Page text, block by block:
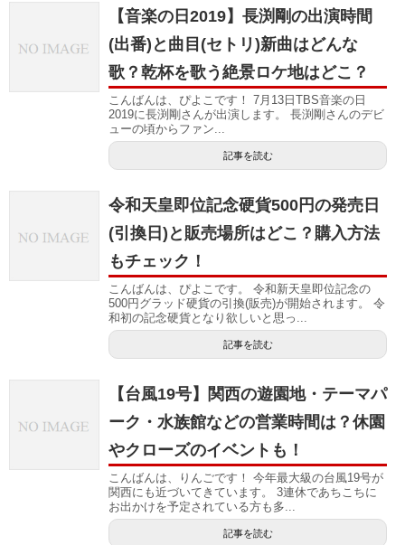
【音楽の日2019】長渕剛の出演時間
(出番)と曲目(セトリ)新曲はどんな
歌？乾杯を歌う絶景ロケ地はどこ？
こんばんは、ぴよこです！ 7月13日TBS音楽の日
2019に長渕剛さんが出演します。 長渕剛さんのデビ
ューの頃からファン...
記事を読む
令和天皇即位記念硬貨500円の発売日
(引換日)と販売場所はどこ？購入方法
もチェック！
こんばんは、ぴよこです。 令和新天皇即位記念の
500円グラッド硬貨の引換(販売)が開始されます。 令
和初の記念硬貨となり欲しいと思っ...
記事を読む
【台風19号】関西の遊園地・テーマパ
ーク・水族館などの営業時間は？休園
やクローズのイベントも！
こんばんは、りんごです！ 今年最大級の台風19号が
関西にも近づいてきています。 3連休であちこちに
お出かけを予定されている方も多...
記事を読む